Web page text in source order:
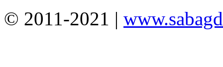
© 2011-2021 |